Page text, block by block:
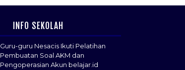
INFO SEKOLAH
Guru-guru Nesacis Ikuti Pelatihan
Pembuatan Soal AKM dan
Pengoperasian Akun belajar.id